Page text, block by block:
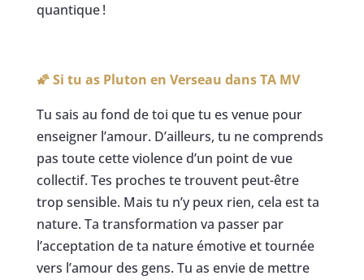
quantique !
🌠 Si tu as Pluton en Verseau dansTA MV
Tu sais au fond de toi que tu es venue pour
enseigner l’amour. D’ailleurs, tu ne comprends
pas toute cette violence d’un point de vue
collectif. Tes proches te trouvent peut-être
trop sensible. Mais tu n’y peux rien, cela est ta
nature. Ta transformation va passer par
l’acceptation de ta nature émotive et tournée
vers l’amour des gens. Tu as envie de mettre